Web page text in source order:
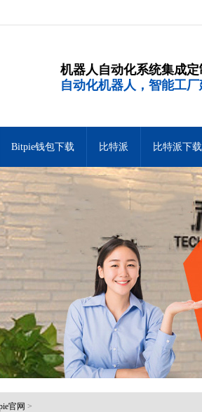
机器人自动化系统集成
自动化机器人，智能工
Bitpie钱包下载 比特派 比特派下载
官网 >